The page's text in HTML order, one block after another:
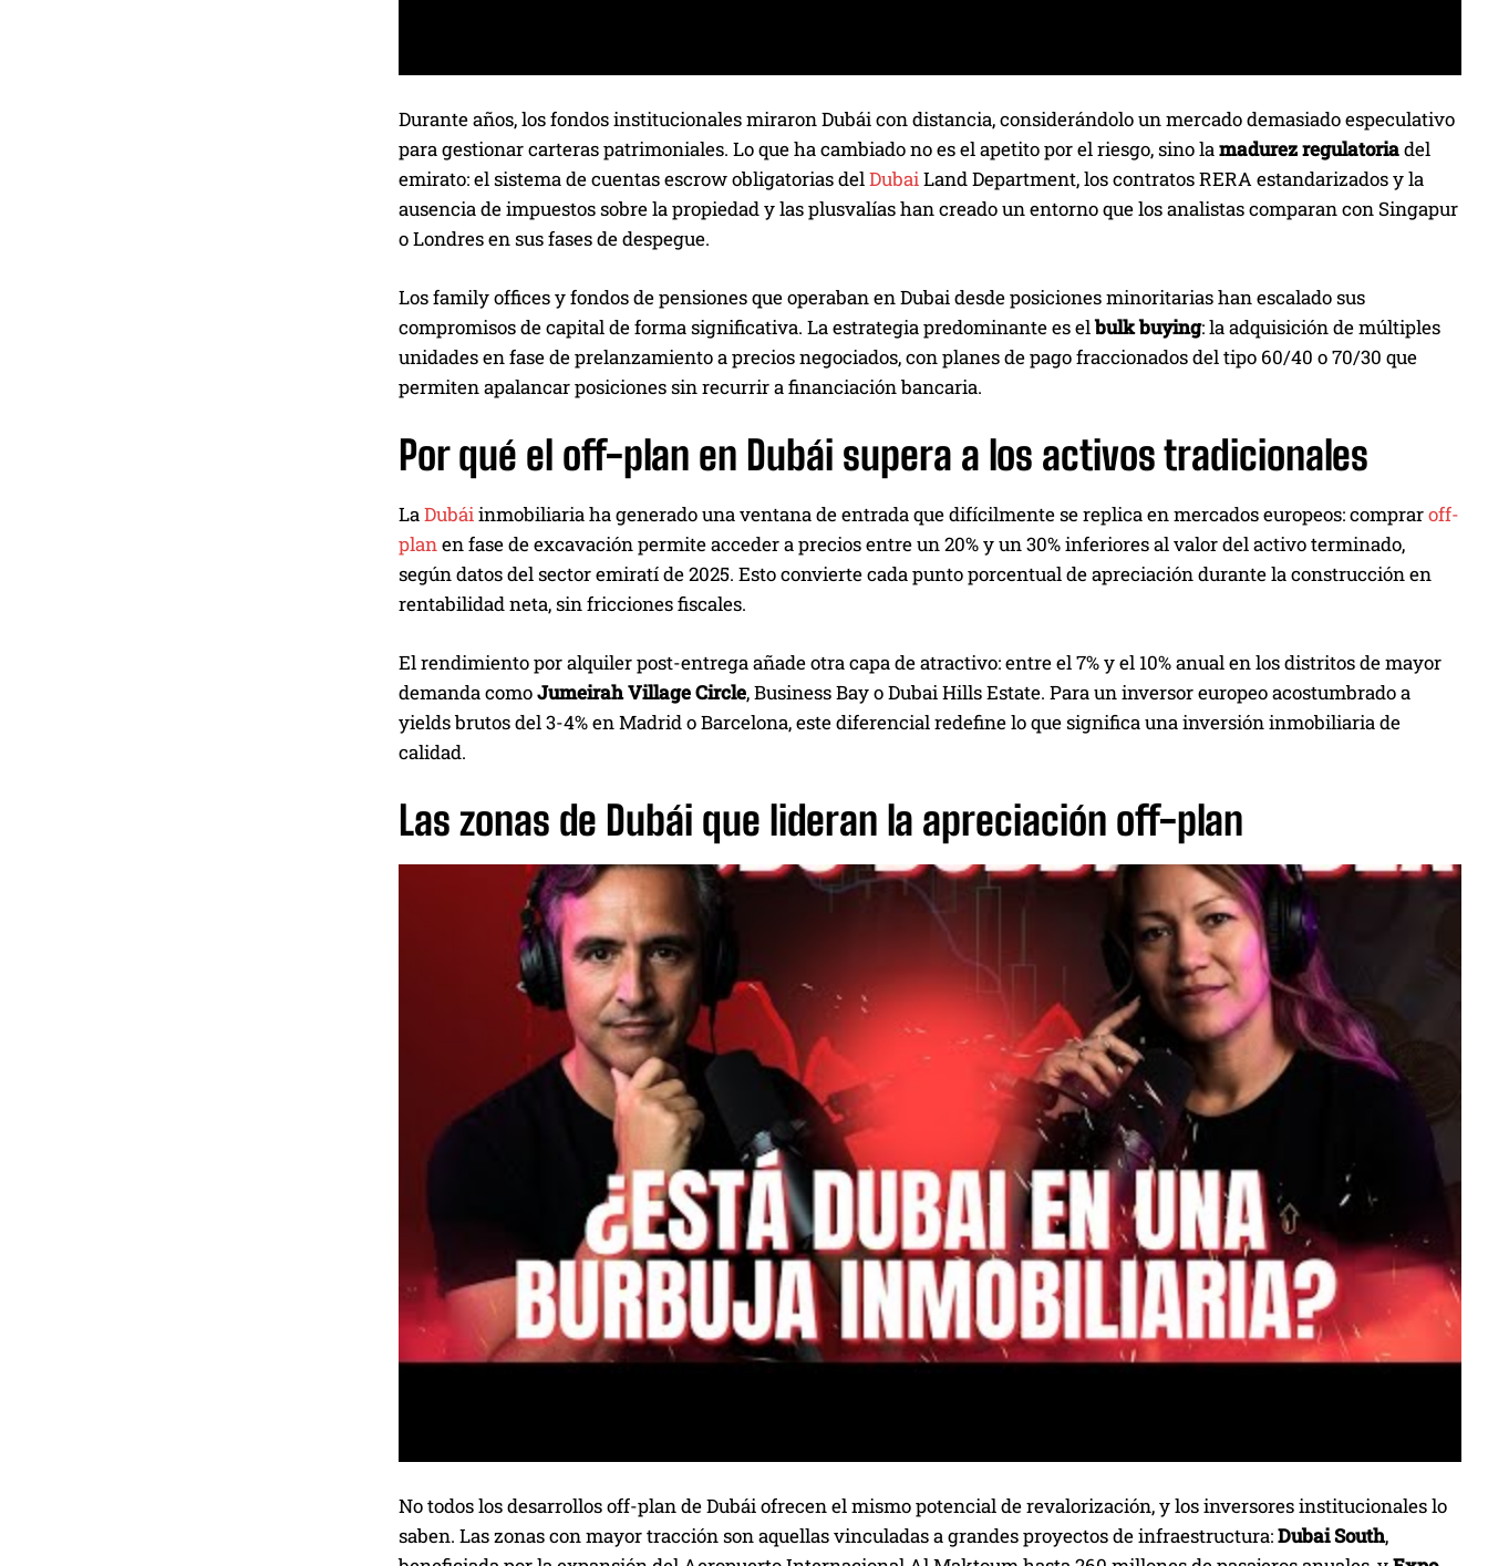
Durante años, los fondos institucionales miraron Dubái con distancia, considerándolo un mercado demasiado especulativo
para gestionar carteras patrimoniales. Lo que ha cambiado no es el apetito por el riesgo, sino lamadurez regulatoriadel
emirato: el sistema de cuentas escrow obligatorias delDubaiLand Department, los contratos RERA estandarizados y la
ausencia de impuestos sobre la propiedad y las plusvalías han creado un entorno que los analistas comparan con Singapur
o Londres en sus fases de despegue.
Los family offices y fondos de pensiones que operaban en Dubai desde posiciones minoritarias han escalado sus
compromisos de capital de forma significativa. La estrategia predominante es elbulk buying: la adquisición de múltiples
unidades en fase de prelanzamiento a precios negociados, con planes de pago fraccionados del tipo 60/40 o 70/30 que
permiten apalancar posiciones sin recurrir a financiación bancaria.
Por qué el off-plan en Dubái supera a los activos tradicionales
LaDubáiinmobiliaria ha generado una ventana de entrada que difícilmente se replica en mercados europeos: compraroff-
planen fase de excavación permite acceder a precios entre un 20% y un 30% inferiores al valor del activo terminado,
según datos del sector emiratí de 2025. Esto convierte cada punto porcentual de apreciación durante la construcción en
rentabilidad neta, sin fricciones fiscales.
El rendimiento por alquiler post-entrega añade otra capa de atractivo: entre el 7% y el 10% anual en los distritos de mayor
demanda comoJumeirah Village Circle, Business Bay o Dubai Hills Estate. Para un inversor europeo acostumbrado a
yields brutos del 3-4% en Madrid o Barcelona, este diferencial redefine lo que significa una inversión inmobiliaria de
calidad.
Las zonas de Dubái que lideran la apreciación off-plan
No todos los desarrollos off-plan de Dubái ofrecen el mismo potencial de revalorización, y los inversores institucionales lo
saben. Las zonas con mayor tracción son aquellas vinculadas a grandes proyectos de infraestructura:Dubai South,